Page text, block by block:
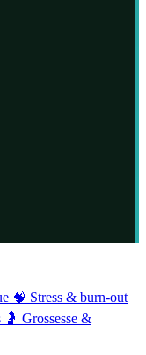
🧠 Stress & burn-out
🤰 Grossesse &